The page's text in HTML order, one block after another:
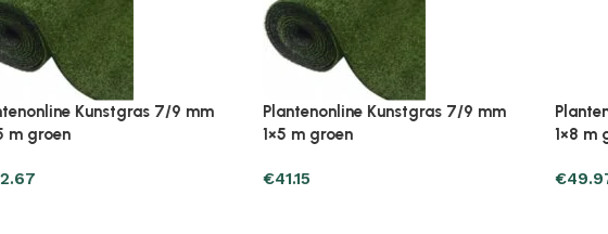
Plantenonline Kunstgras 7/9 mm
1×5 m groen
€49.97